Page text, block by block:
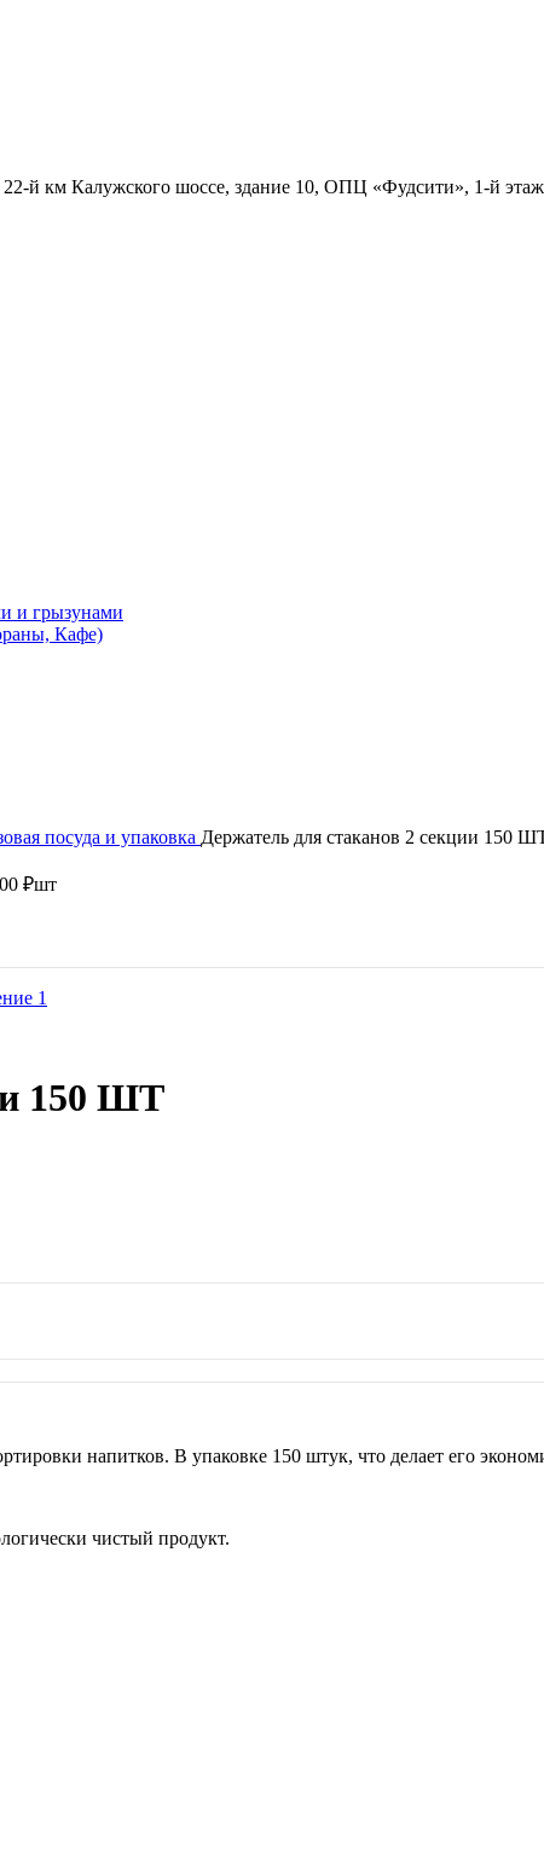
22-й км Калужского шоссе, здание 10, ОПЦ «Фудсити», 1-й
и грызунами
Кафе)
посуда и упаковка Держатель для стаканов 2 секции 150
₽шт
150 ШТ
напитков. В упаковке 150 штук, что делает его
чистый продукт.